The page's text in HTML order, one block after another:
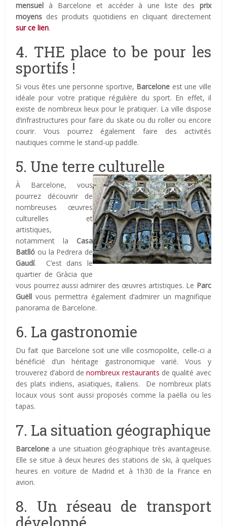
mensuel à Barcelone et accéder à une liste des prix
moyens des produits quotidiens en cliquant directement
sur ce lien.
4. THE place to be pour les
sportifs !
Si vous êtes une personne sportive, Barcelone est une ville
idéale pour votre pratique régulière du sport. En effet, il
existe de nombreux lieux pour le pratiquer. La ville dispose
d’infrastructures pour faire du skate ou du roller ou encore
courir. Vous pourrez également faire des activités
nautiques comme le stand-up paddle.
5. Une terre culturelle
À Barcelone, vous
pourrez découvrir de
nombreuses œuvres
culturelles et
artistiques,
notamment la Casa
Batlló ou la Pedrera de
Gaudí. C’est dans le
quartier de Gràcia que
vous pourrez aussi admirer des œuvres artistiques. Le Parc
Guëll vous permettra également d’admirer un magnifique
panorama de Barcelone.
6. La gastronomie
Du fait que Barcelone soit une ville cosmopolite, celle-ci a
bénéficié d’un héritage gastronomique varié. Vous y
trouverez d’abord denombreux restaurants de qualité avec
des plats indiens, asiatiques, italiens. De nombreux plats
locaux vous sont aussi proposés comme la paëlla ou les
tapas.
7. La situation géographique
Barcelone a une situation géographique très avantageuse.
Elle se situe à deux heures des stations de ski, à quelques
heures en voiture de Madrid et à 1h30 de la France en
avion.
8. Un réseau de transport